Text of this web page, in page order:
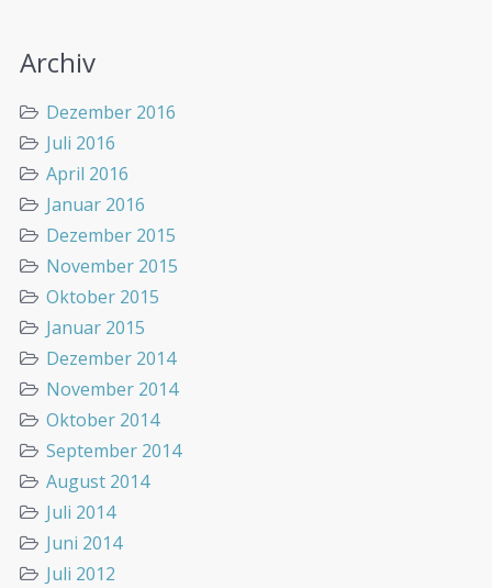
Archiv
Dezember 2016
Juli 2016
April 2016
Januar 2016
Dezember 2015
November 2015
Oktober 2015
Januar 2015
Dezember 2014
November 2014
Oktober 2014
September 2014
August 2014
Juli 2014
Juni 2014
Juli 2012